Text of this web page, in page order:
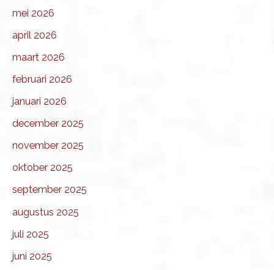
mei 2026
april 2026
maart 2026
februari 2026
januari 2026
december 2025
november 2025
oktober 2025
september 2025
augustus 2025
juli 2025
juni 2025